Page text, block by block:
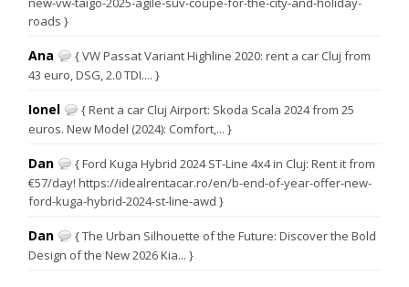
roads }
Ana
{ VW Passat Variant Highline 2020: rent a car Cluj from
43 euro, DSG, 2.0 TDI.... }
Ionel
{ Rent a car Cluj Airport: Skoda Scala 2024 from 25
euros. New Model (2024): Comfort,... }
Dan
{ Ford Kuga Hybrid 2024 ST-Line 4x4 in Cluj: Rent it from
€57/day! https://idealrentacar.ro/en/b-end-of-year-offer-new-
ford-kuga-hybrid-2024-st-line-awd }
Dan
{ The Urban Silhouette of the Future: Discover the Bold
Design of the New 2026 Kia... }